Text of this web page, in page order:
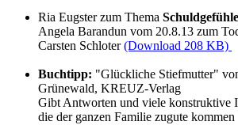
Ria Eugster zum Thema Schuldgefühle
Angela Barandun vom 20.8.13 zum
Carsten Schloter(Download 208 KB)
Buchtipp: "Glückliche Stiefmutter"
Grünewald, KREUZ-Verlag
Gibt Antworten und viele konstruktive
die der ganzen Familie zugute kommen